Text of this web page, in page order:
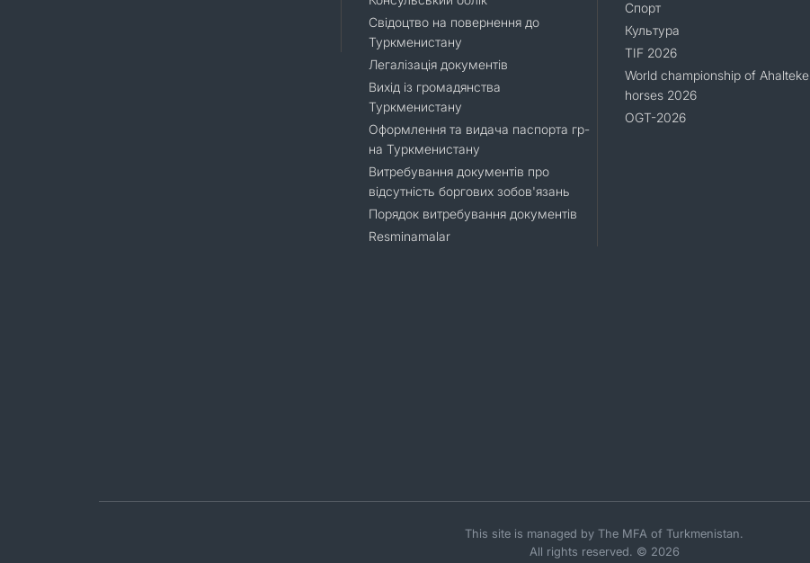
Свідоцтво на повернення до
Туркменистану
Легалізація документів
Вихід із громадянства
Туркменистану
Оформлення та видача паспорта гр-
на Туркменистану
Витребування документів про
відсутність боргових зобов'язань
Порядок витребування документів
Resminamalar
Спорт
Культура
TIF 2026
World championship of Ahalteke
horses 2026
OGT-2026
This site is managed by The MFA of Turkmenistan.
All rights reserved. © 2026